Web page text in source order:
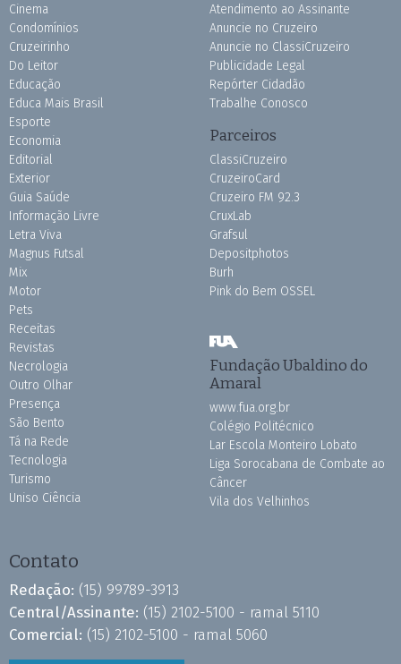
Cinema
Condomínios
Cruzeirinho
Do Leitor
Educação
Educa Mais Brasil
Esporte
Economia
Editorial
Exterior
Guia Saúde
Informação Livre
Letra Viva
Magnus Futsal
Mix
Motor
Pets
Receitas
Revistas
Necrologia
Outro Olhar
Presença
São Bento
Tá na Rede
Tecnologia
Turismo
Uniso Ciência
Atendimento ao Assinante
Anuncie no Cruzeiro
Anuncie no ClassiCruzeiro
Publicidade Legal
Repórter Cidadão
Trabalhe Conosco
Parceiros
ClassiCruzeiro
CruzeiroCard
Cruzeiro FM 92.3
CruxLab
Grafsul
Depositphotos
Burh
Pink do Bem OSSEL
Fundação Ubaldino do
Amaral
www.fua.org.br
Colégio Politécnico
Lar Escola Monteiro Lobato
Liga Sorocabana de Combate ao
Câncer
Vila dos Velhinhos
Contato
Redação: (15) 99789-3913
Central/Assinante: (15) 2102-5100 - ramal 5110
Comercial: (15) 2102-5100 - ramal 5060